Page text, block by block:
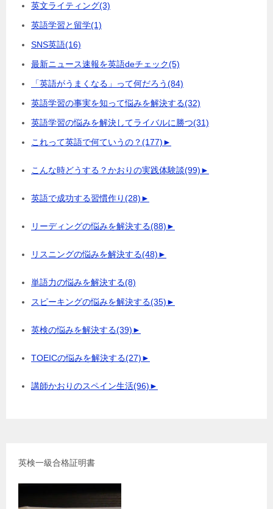
英文ライティング(3)
英語学習と留学(1)
SNS英語(16)
最新ニュース速報を英語deチェック(5)
「英語がうまくなる」って何だろう(84)
英語学習の事実を知って悩みを解決する(32)
英語学習の悩みを解決してライバルに勝つ(31)
これって英語で何ていうの？(177)►
こんな時どうする？かおりの実践体験談(99)►
英語で成功する習慣作り(28)►
リーディングの悩みを解決する(88)►
リスニングの悩みを解決する(48)►
単語力の悩みを解決する(8)
スピーキングの悩みを解決する(35)►
英検の悩みを解決する(39)►
TOEICの悩みを解決する(27)►
講師かおりのスペイン生活(96)►
英検一級合格証明書